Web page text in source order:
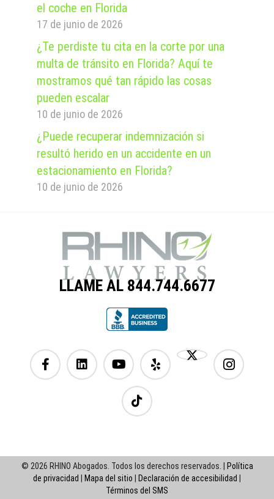
el coche en Florida
17 de junio de 2026
¿Te perdiste tu cita en la corte por una
multa de tránsito en Florida? Aquí te
mostramos qué tan rápido las cosas
pueden escalar
10 de junio de 2026
¿Puede recuperar indemnización si
resultó herido en un accidente en un
estacionamiento en Florida?
10 de junio de 2026
LLAME AL 844.744.6677
© 2026 RHINO Abogados. Todos los derechos reservados. |
Política
de privacidad
Mapa del sitio Declaración de accesibilidad
Términos del SMS